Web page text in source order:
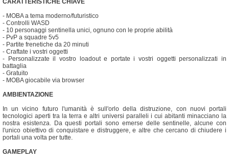
CARATTERISTICHE CHIAVE
- MOBA a tema moderno/futuristico
- Controlli WASD
- 10 personaggi sentinella unici, ognuno con le proprie abilità
- PvP a squadre 5v5
- Partite frenetiche da 20 minuti
- Craftate i vostri oggetti
- Personalizzate il vostro loadout e portate i vostri oggetti personalizzati in
battaglia
- Gratuito
- MOBA giocabile via browser
AMBIENTAZIONE
In un vicino futuro l'umanità è sull'orlo della distruzione, con nuovi portali
tecnologici aperti tra la terra e altri universi paralleli i cui abitanti minacciano la
nostra esistenza. Da questi portali sono emerse delle sentinelle, alcune con
l'unico obiettivo di conquistare e distruggere, e altre che cercano di chiudere i
portali una volta per tutte.
GAMEPLAY